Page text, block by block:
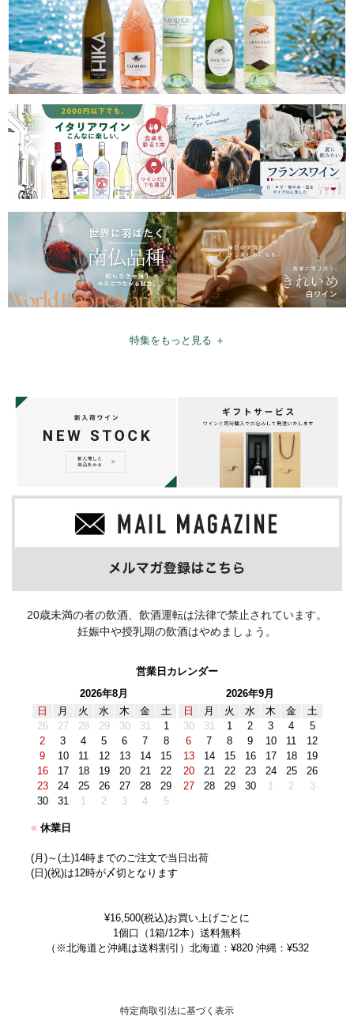
特集をもっと見る ＋
20歳未満の者の飲酒、飲酒運転は法律で禁止されています。
妊娠中や授乳期の飲酒はやめましょう。
営業日カレンダー
2026年8月
日
月 火 水 木 金
土
26
27 28 29 30 31
1
2
3 4 5 6 7
8
9
10 11 12 13 14
15
16
17 18 19 20 21
22
23
24 25 26 27 28
29
30
31 1 2 3 4 5
2026年9月
日
月 火 水 木 金
土
30
31 1 2 3 4
5
6
7 8 9 10 11
12
13
14 15 16 17 18
19
20
21 22 23 24 25
26
27
28 29 30 1 2 3
■ 休業日
(月)～(土)14時までのご注文で当日出荷
(日)(祝)は12時が〆切となります
¥16,500(税込)お買い上げごとに
1個口（1箱/12本）送料無料
（※北海道と沖縄は送料割引）北海道：¥820 沖縄：¥532
特定商取引法に基づく表示